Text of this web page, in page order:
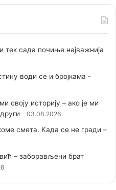
тек сада почиње најважнија
води се и бројкама
своју историју – ако је ми
03.08.2026
смета. Када се не гради –
– заборављени брат